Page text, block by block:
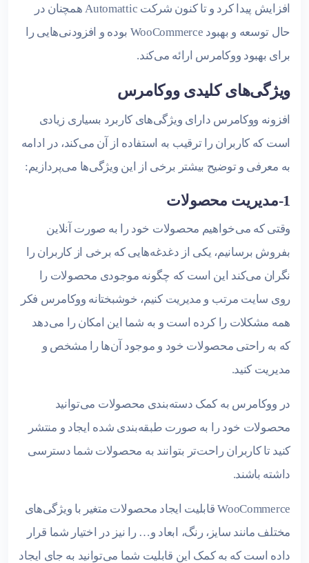
افزایش پیدا کرد و تا کنون شرکت Automattic همچنان در
حال توسعه و بهبود WooCommerce بوده و افزودنی‌هایی را
برای بهبود ووکامرس ارائه می‌کند.
ویژگی‌های کلیدی ووکامرس
افزونه ووکامرس دارای ویژگی‌های کاربرد بسیاری زیادی
است که کاربران را ترقیب به استفاده از آن می‌کند، در ادامه
به معرفی و توضیح بیشتر برخی از این ویژگی‌ها می‌پردازیم:
1-مدیریت محصولات
وقتی که می‌خواهیم محصولات خود را به صورت آنلاین
بفروش برسانیم، یکی از دغدغه‌هایی که برخی از کاربران را
نگران می‌کند این است که چگونه موجودی محصولات را
روی سایت مرتب و مدیریت کنیم، خوشبختانه ووکامرس فکر
همه مشکلات را کرده است و به شما این امکان را می‌دهد
که به راحتی محصولات خود و موجود آن‌ها را مشخص و
مدیریت کنید.
در ووکامرس به کمک دسته‌بندی محصولات می‌توانید
محصولات خود را به صورت طبقه‌بندی شده ایجاد و منتشر
کنید تا کاربران راحت‌تر بتوانند به محصولات شما دسترسی
داشته باشند.
WooCommerce قابلیت ایجاد محصولات متغیر با ویژگی‌های
مختلف مانند سایز، رنگ، ابعاد و… را نیز در اختیار شما قرار
داده است که به کمک این قابلیت شما می‌توانید به جای ایجاد